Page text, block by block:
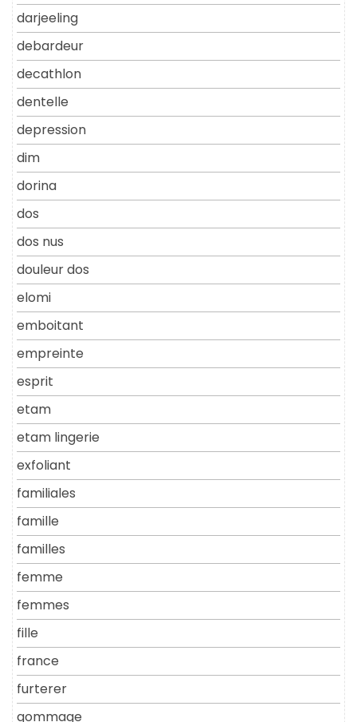
darjeeling
debardeur
decathlon
dentelle
depression
dim
dorina
dos
dos nus
douleur dos
elomi
emboitant
empreinte
esprit
etam
etam lingerie
exfoliant
familiales
famille
familles
femme
femmes
fille
france
furterer
gommage